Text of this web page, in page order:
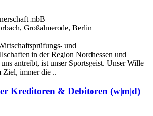
mbB |
Großalmerode, Berlin |
und
in der Region Nordhessen und
antreibt, ist unser Sportsgeist. Unser Wille
Ziel, immer die ..
Kreditoren & Debitoren (w|m|d)